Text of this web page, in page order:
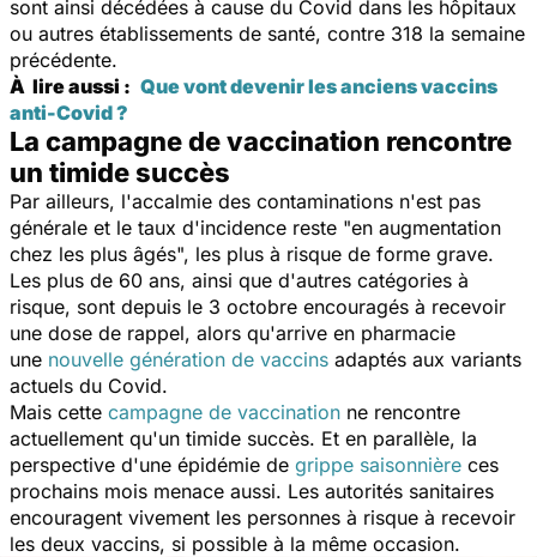
sont ainsi décédées à cause du Covid dans les hôpitaux
ou autres établissements de santé, contre 318 la semaine
précédente.
À lire aussi : Que vont devenir les anciens vaccins
anti-Covid ?
La campagne de vaccination rencontre
un timide succès
Par ailleurs, l'accalmie des contaminations n'est pas
générale et le taux d'incidence reste "en augmentation
chez les plus âgés", les plus à risque de forme grave.
Les plus de 60 ans, ainsi que d'autres catégories à
risque, sont depuis le 3 octobre encouragés à recevoir
une dose de rappel, alors qu'arrive en pharmacie
une nouvelle génération de vaccins adaptés aux variants
actuels du Covid.
Mais cette campagne de vaccination ne rencontre
actuellement qu'un timide succès. Et en parallèle, la
perspective d'une épidémie de grippe saisonnière ces
prochains mois menace aussi. Les autorités sanitaires
encouragent vivement les personnes à risque à recevoir
les deux vaccins, si possible à la même occasion.